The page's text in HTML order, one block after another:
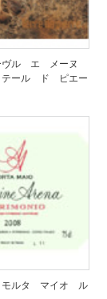
ヴル エ メーヌ
テール ド ピエー
モルタ マイオ ル